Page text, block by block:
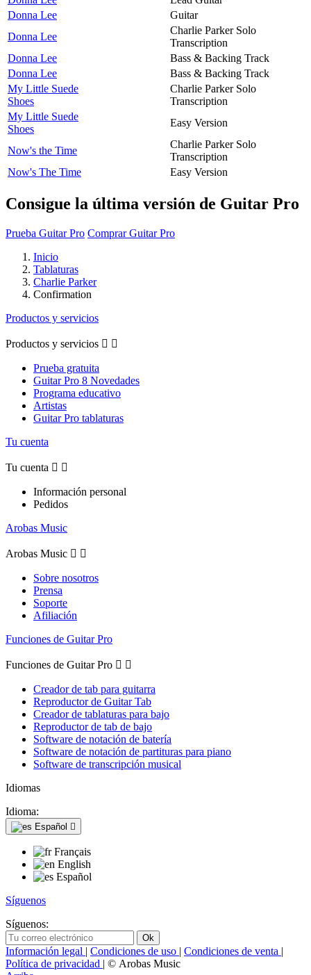
Donna Lee
Guitar
Donna Lee
Charlie Parker Solo
Transcription
Donna Lee
Bass & Backing Track
Donna Lee
Bass & Backing Track
My Little Suede
Shoes
Charlie Parker Solo
Transcription
My Little Suede
Shoes
Easy Version
Now's the Time
Charlie Parker Solo
Transcription
Now's The Time
Easy Version
Consigue la última versión de Guitar Pro
Prueba Guitar Pro Comprar Guitar Pro
Inicio
Tablaturas
Charlie Parker
Confirmation
Productos y servicios
Productos y servicios  
Prueba gratuita
Guitar Pro 8 Novedades
Programa educativo
Artistas
Guitar Pro tablaturas
Tu cuenta
Tu cuenta  
Información personal
Pedidos
Arobas Music
Arobas Music  
Sobre nosotros
Prensa
Soporte
Afiliación
Funciones de Guitar Pro
Funciones de Guitar Pro  
Creador de tab para guitarra
Reproductor de Guitar Tab
Creador de tablaturas para bajo
Reproductor de tab de bajo
Software de notación de batería
Software de notación de partituras para piano
Software de transcripción musical
Idiomas
Idioma:
Español 
Français
English
Español
Síguenos
Síguenos:
Información legal | Condiciones de uso | Condiciones de venta |
Política de privacidad | © Arobas Music